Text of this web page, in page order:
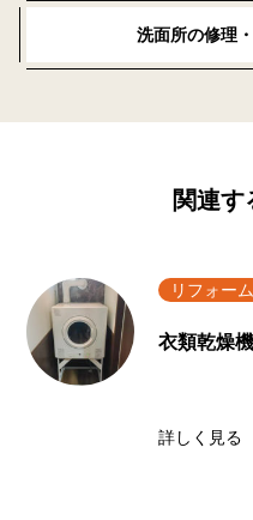
洗面所の修理
関連す
リフォーム
衣類乾燥
詳しく見る